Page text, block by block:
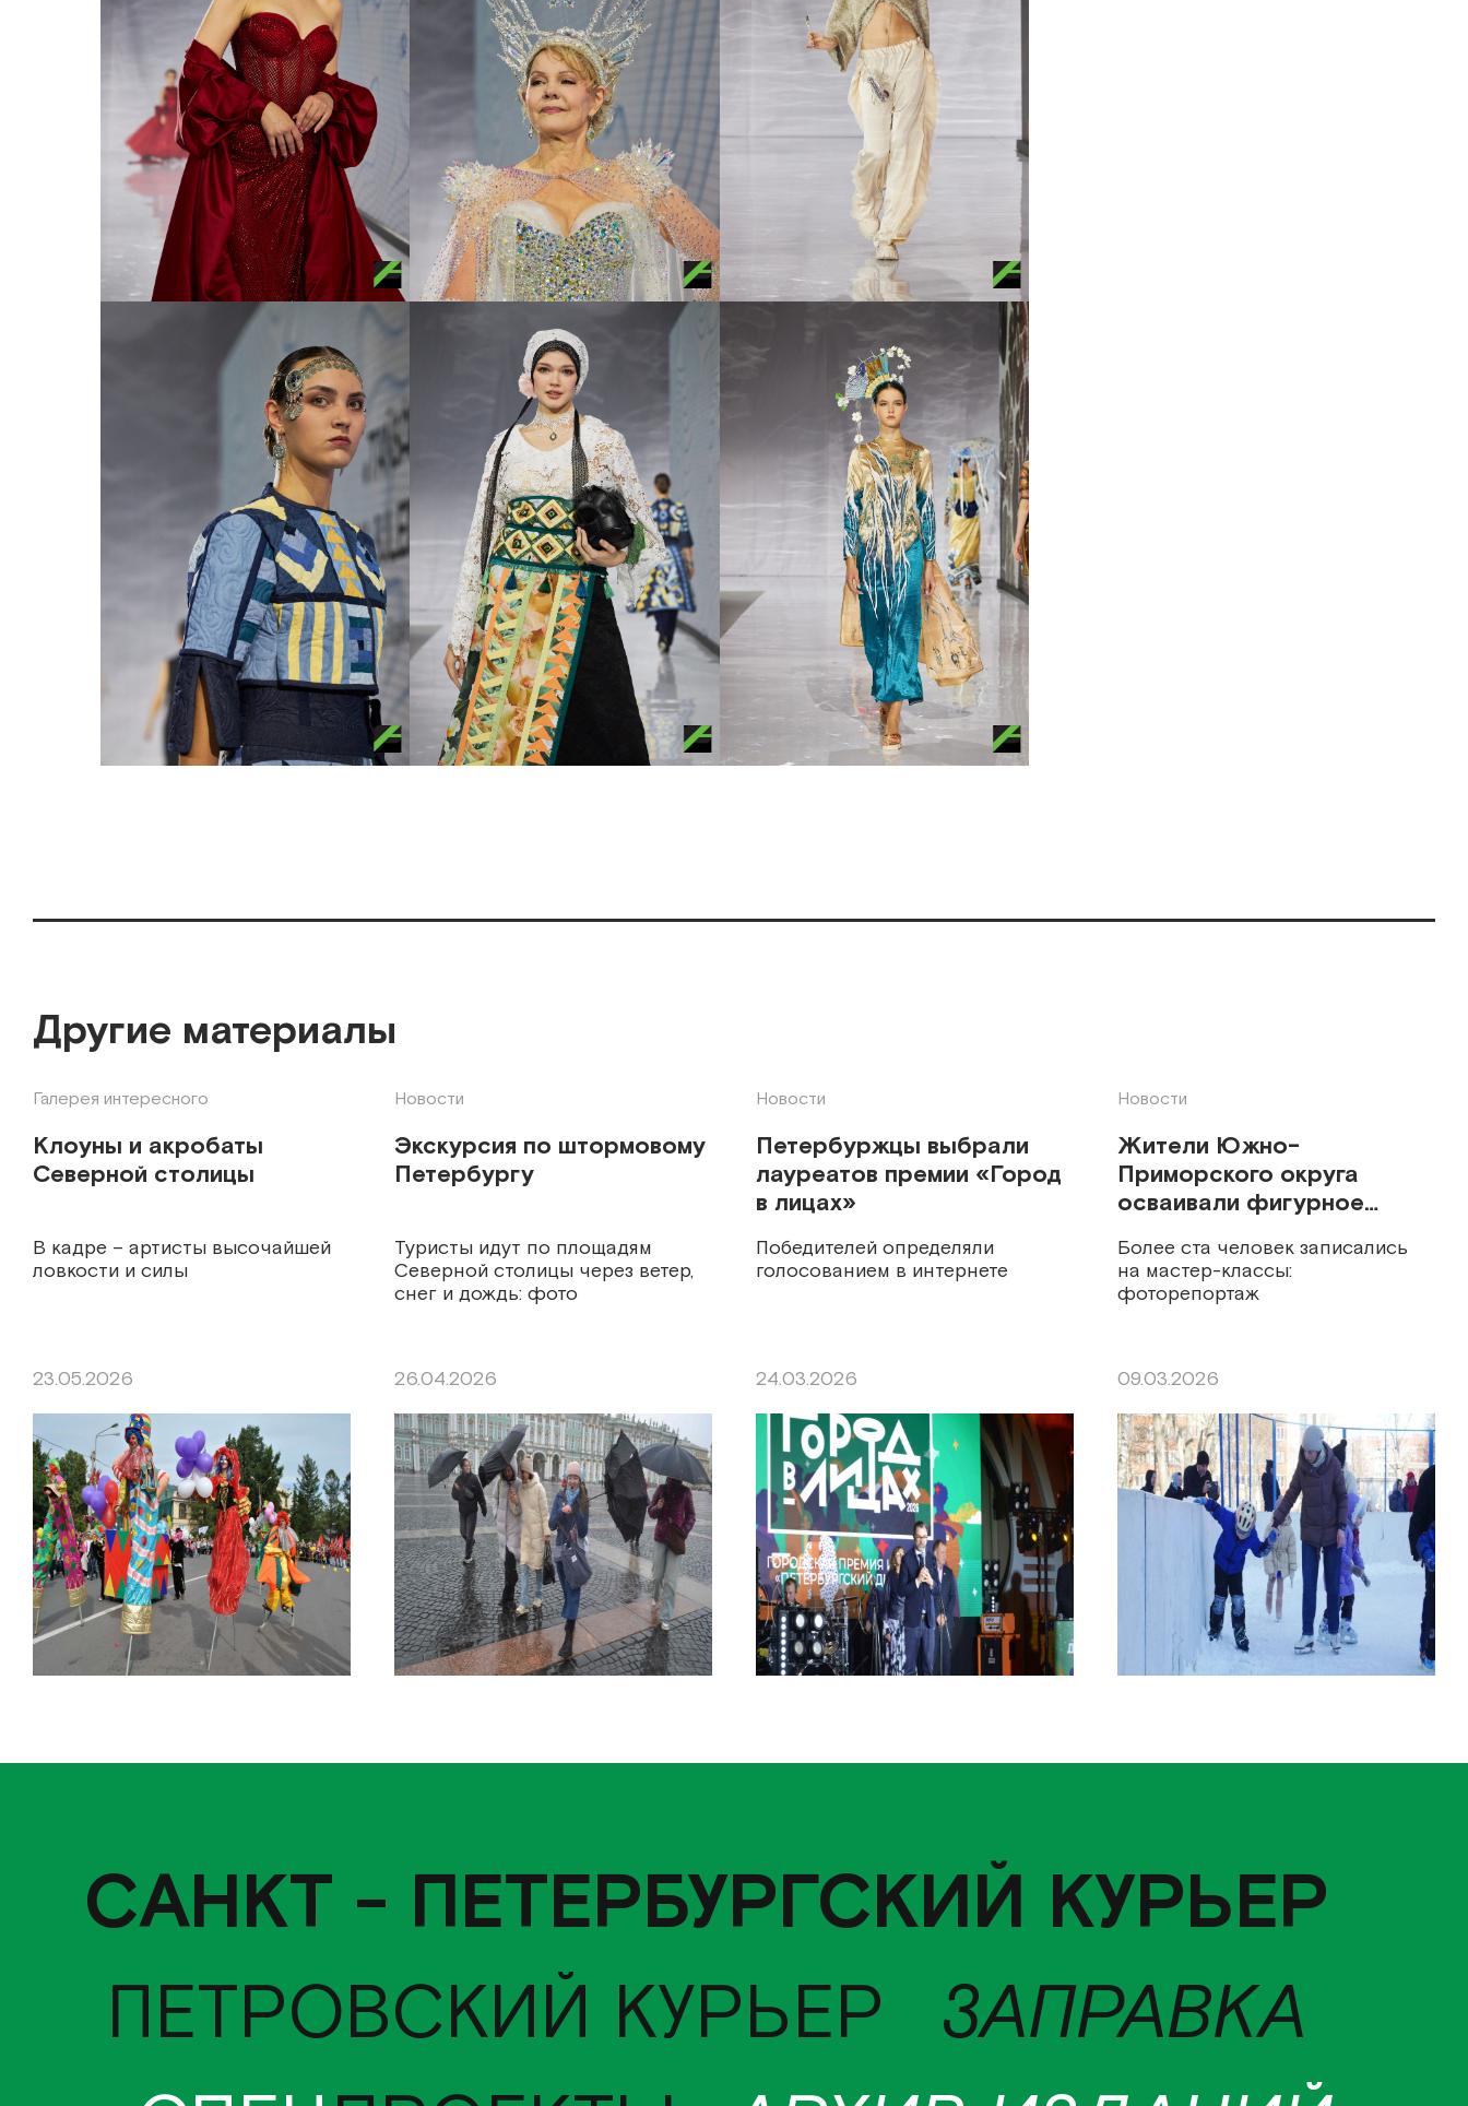
Другие материалы
Галерея интересного
Клоуны и акробаты
Северной столицы
В кадре – артисты высочайшей
ловкости и силы
23.05.2026
Новости
Экскурсия по штормовому
Петербургу
Туристы идут по площадям
Северной столицы через ветер,
снег и дождь: фото
26.04.2026
Новости
Петербуржцы выбрали
лауреатов премии «Город
в лицах»
Победителей определяли
голосованием в интернете
24.03.2026
Новости
Жители Южно-
Приморского округа
осваивали фигурное
Более ста человек записались
на мастер-классы:
фоторепортаж
09.03.2026
САНКТ - ПЕТЕРБУРГСКИЙ КУРЬЕР
ПЕТРОВСКИЙ КУРЬЕР
ЗАПРАВКА